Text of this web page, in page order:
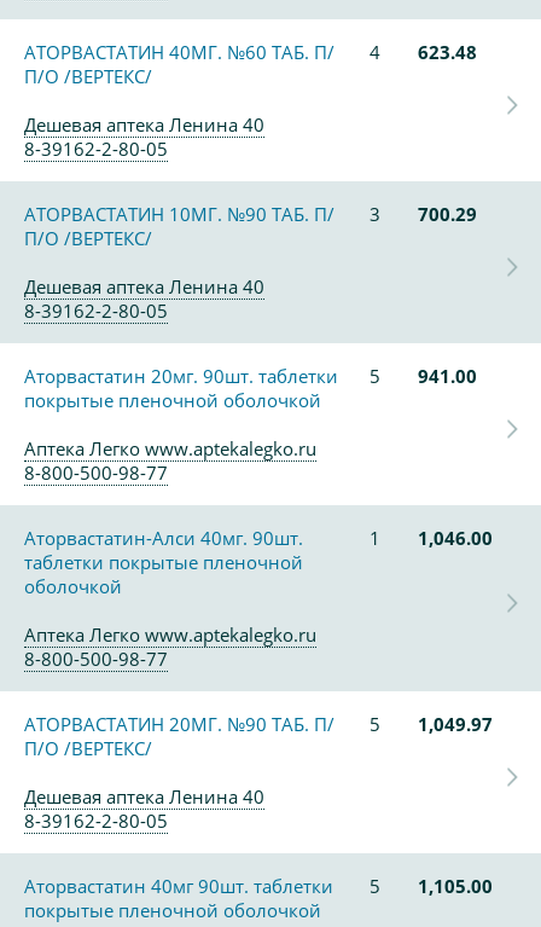
АТОРВАСТАТИН 40МГ. №60 ТАБ. П/
П/О /ВЕРТЕКС/
4 623.48
Дешевая аптека Ленина 40
8-39162-2-80-05
АТОРВАСТАТИН 10МГ. №90 ТАБ. П/
П/О /ВЕРТЕКС/
3 700.29
Дешевая аптека Ленина 40
8-39162-2-80-05
Аторвастатин 20мг. 90шт. таблетки
покрытые пленочной оболочкой
5 941.00
Аптека Легко www.aptekalegko.ru
8-800-500-98-77
Аторвастатин-Алси 40мг. 90шт.
таблетки покрытые пленочной
оболочкой
1 1,046.00
Аптека Легко www.aptekalegko.ru
8-800-500-98-77
АТОРВАСТАТИН 20МГ. №90 ТАБ. П/
П/О /ВЕРТЕКС/
5 1,049.97
Дешевая аптека Ленина 40
8-39162-2-80-05
Аторвастатин 40мг 90шт. таблетки
покрытые пленочной оболочкой
5 1,105.00